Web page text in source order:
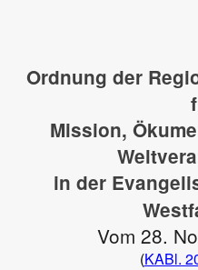
Ordnung der
Mission,
in der
Vom 28.
(KABl.